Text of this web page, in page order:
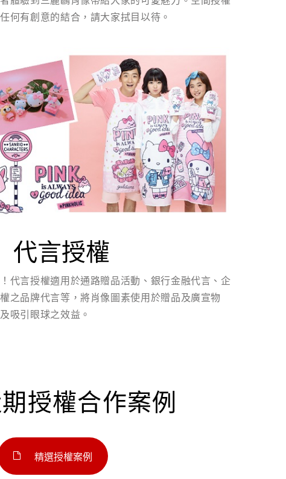
何有創意的結合，請大家拭目以待。
代言授權
代言授權適用於通路贈品活動、銀行金融代言、企
之品牌代言等，將肖像圖素使用於贈品及廣宣物
吸引眼球之效益。
授權合作案例
精選授權案例